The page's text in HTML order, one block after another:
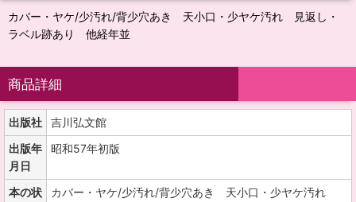
カバー・ヤケ/少汚れ/背少穴あき 天小口・少ヤケ汚れ 見返し・
ラベル跡あり 他経年並
商品詳細
出版社
吉川弘文館
出版年
月日
昭和57年初版
本の状
カバー・ヤケ/少汚れ/背少穴あき 天小口・少ヤケ汚れ